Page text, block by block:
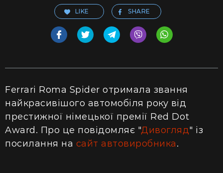
LIKE SHARE
Ferrari Roma Spider отримала звання
найкрасивішого автомобіля року від
престижної німецької премії Red Dot
Award. Про це повідомляє "Дивогляд" із
посилання на сайт автовиробника.